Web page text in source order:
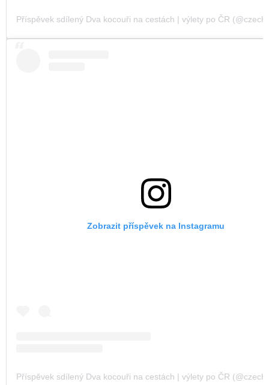
Příspěvek sdílený Dva kocouři na cestách | výlety po ČR
Zobrazit příspěvek na Instagramu
Příspěvek sdílený Dva kocouři na cestách | výlety po ČR